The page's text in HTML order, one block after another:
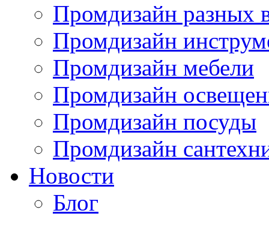
Промдизайн разных
Промдизайн
Промдизайн мебели
Промдизайн
Промдизайн посуды
Промдизайн
Новости
Блог